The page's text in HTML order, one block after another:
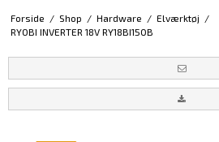
Forside / Shop / Hardware / Elværktøj /
RYOBI INVERTER 18V RY18BI150B